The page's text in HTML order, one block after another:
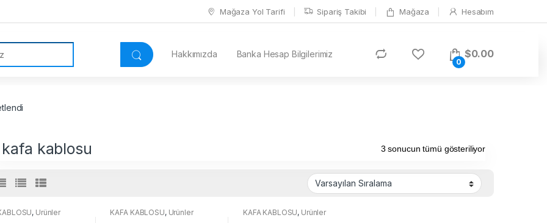
Mağaza Yol Tarifi Sipariş Takibi Mağaza Hesabım
Hakkımızda Banka Hesap Bilgilerimiz
0
$0.00
kablosu 3 sonucun tümü gösteriliyor
, Ürünler KAFA KABLOSU, Ürünler KAFA KABLOSU, Ürünler